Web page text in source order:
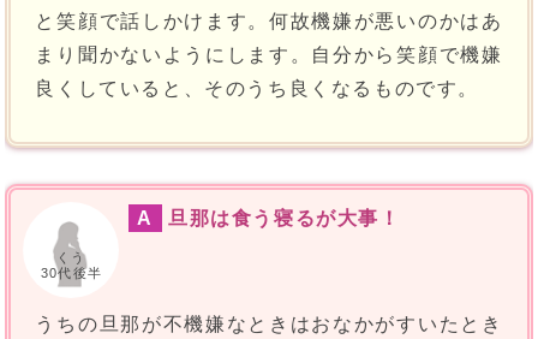
と笑顔で話しかけます。何故機嫌が悪いのかはあ
まり聞かないようにします。自分から笑顔で機嫌
良くしていると、そのうち良くなるものです。
くう
30代後半
A 旦那は食う寝るが大事！
うちの旦那が不機嫌なときはおなかがすいたとき